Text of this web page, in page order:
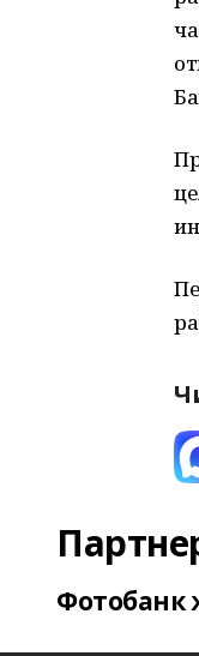
Фотобанк